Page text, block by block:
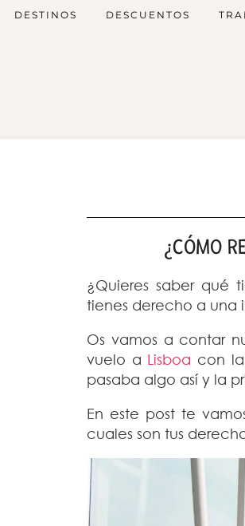
DESTINOS DESCUENTOS
¿CÓMO
¿Quieres saber qué
tienes derecho a una
Os vamos a contar
vuelo a Lisboa con
pasaba algo así y la
En este post te
cuales son tus